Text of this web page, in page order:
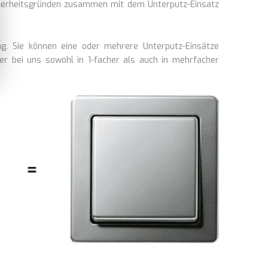
zusammen mit dem Unterputz-Einsatz
Sie können eine oder mehrere Unterputz-Einsätze
bei uns sowohl in 1-facher als auch in mehrfacher